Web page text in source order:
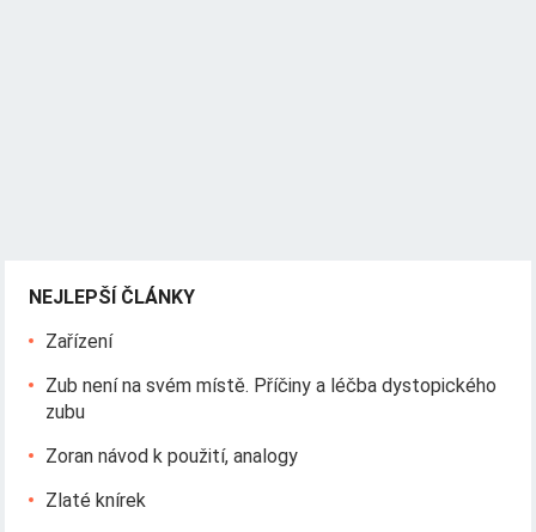
NEJLEPŠÍ ČLÁNKY
Zařízení
Zub není na svém místě. Příčiny a léčba dystopického
zubu
Zoran návod k použití, analogy
Zlaté knírek